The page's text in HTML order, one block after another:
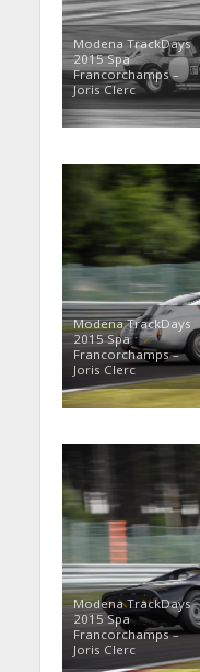
Modena TrackDays
2015 Spa
Francorchamps –
Joris Clerc
Modena TrackDays
2015 Spa
Francorchamps –
Joris Clerc
Modena TrackDays
2015 Spa
Francorchamps –
Joris Clerc